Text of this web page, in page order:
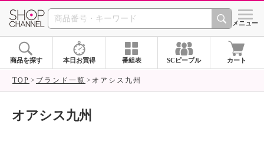
SHOP CHANNEL ショッ
メニュー
商品を探す 本日お買得 番組表 SCピープル カート
TOP ブランド一覧 オアシス九州
オアシス九州